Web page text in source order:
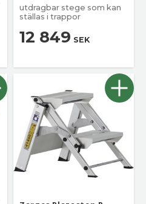
utdragbar stege som kan
ställas i trappor
12 849 SEK